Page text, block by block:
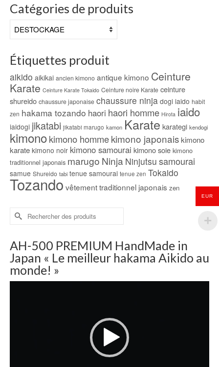
Catégories de produits
Étiquettes produit
aikido aikikai ancien kimono antique kimono Ceinture
Karate Ceinture Karate Tokaido Ceinture noire Karate ceinture
shureido chaussure japonaise chaussure ninja dogi iaido habit
zen hakama tozando haori haori homme Hirota iaido
iaidogi jikatabi jikatabi marugo kamon Karate karategi kendogi
kimonokimono hommekimono japonais kimono
karate kimono noir kimono samourai kimono soie kimono
traditionnel japonais marugo Ninja Ninjutsu samourai
samue Shureido tabi tenue samourai tenue zen Tokaido
Tozando vêtement traditionnel japonais zen
Rechercher :
AH-500 PREMIUM HandMade in
Japan « Le meilleur hakama Aikido au
monde! »
EUR